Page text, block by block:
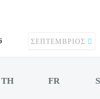
ΣΕΠΤΈΜΒΡΙΟΣ
TH FR